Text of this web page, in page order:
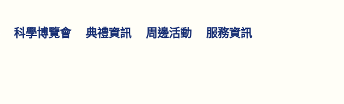
科學博覽會 典禮資訊 周邊活動 服務資訊